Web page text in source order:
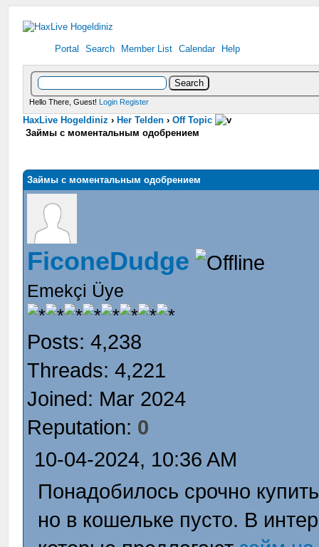
Portal Search Member List Calendar Help
Hello There, Guest! Login Register
HaxLive Hogeldiniz ›Her Telden ›Off Topic
Займы с моментальным одобрением
Займы с моментальным одобрением
FiconeDudge
Emekçi Üye
Posts: 4,238
Threads: 4,221
Joined: Mar 2024
Reputation: 0
10-04-2024, 10:36 AM
Понадобилось срочно
но в кошельке пусто. В